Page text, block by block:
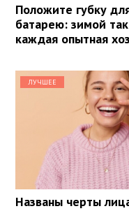
Положите губку
батарею: зимой
каждая опытная
ЛУЧШЕЕ
Названы черты